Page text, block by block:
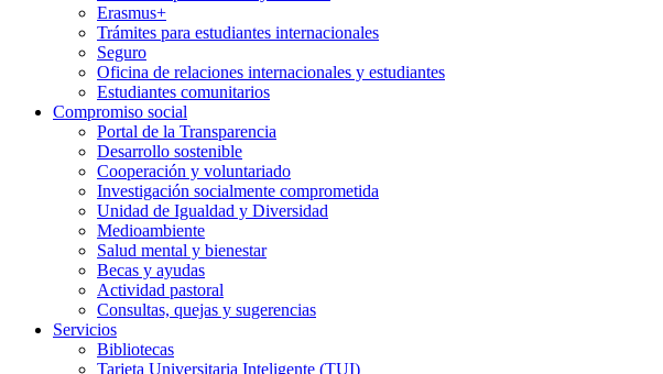
Erasmus+
Trámites para estudiantes internacionales
Seguro
Oficina de relaciones internacionales y estudiantes
Estudiantes comunitarios
Compromiso social
Portal de la Transparencia
Desarrollo sostenible
Cooperación y voluntariado
Investigación socialmente comprometida
Unidad de Igualdad y Diversidad
Medioambiente
Salud mental y bienestar
Becas y ayudas
Actividad pastoral
Consultas, quejas y sugerencias
Servicios
Bibliotecas
Tarjeta Universitaria Inteligente (TUI)